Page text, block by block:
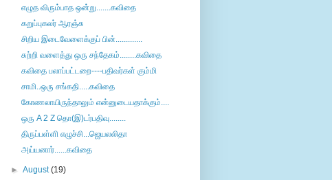
எழுத விரும்பாத ஒன்று.......கவிதை
கறுப்புகலர் ஆரஞ்சு
சிறிய இடைவேளைக்குப் பின்.............
சுற்றி வளைத்து ஒரு சந்தேகம்........கவிதை
கவிதை பலாப்பட்டறை----பதிவர்கள் கும்மி
சாமி..ஒரு சங்கதி.....கவிதை
கோணலாயிருந்தாலும் என்னுடையதாக்கும்....
ஒரு A 2 Z தொ(இ)டர்பதிவு........
திருப்பள்ளி எழுச்சி...ஜெயலலிதா
அய்யனார்......கவிதை
►August(19)